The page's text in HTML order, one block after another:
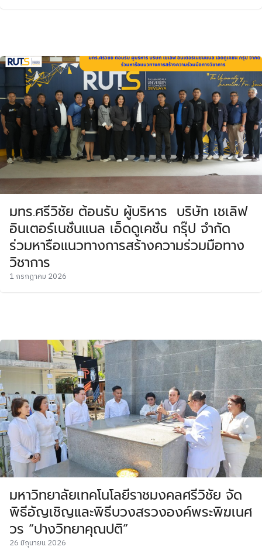
มทร.ศรีวิชัย ต้อนรับ ผู้บริหาร บริษัท เชเลิฟ
อินเตอร์เนชั่นแนล เอ็ดดูเคชั่น กรุ๊ป จำกัด
ร่วมหารือแนวทางการสร้างความร่วมมือทาง
วิชาการ
1 กรกฎาคม 2026
มหาวิทยาลัยเทคโนโลยีราชมงคลศรีวิชัย จัด
พิธีอัญเชิญและพิธีบวงสรวงองค์พระพิฆเนศ
วร “ปางวิทยาคุณปติ”
26 มิถุนายน 2026